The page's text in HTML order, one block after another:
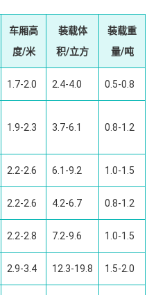
车厢高
度/米
装载体
积/立方
装载重
量/吨
1.7-2.0 2.4-4.0 0.5-0.8
1.9-2.3 3.7-6.1 0.8-1.2
2.2-2.6 6.1-9.2 1.0-1.5
2.2-2.6 4.2-6.7 0.8-1.2
2.2-2.8 7.2-9.6 1.0-1.5
2.9-3.4 12.3-19.8 1.5-2.0